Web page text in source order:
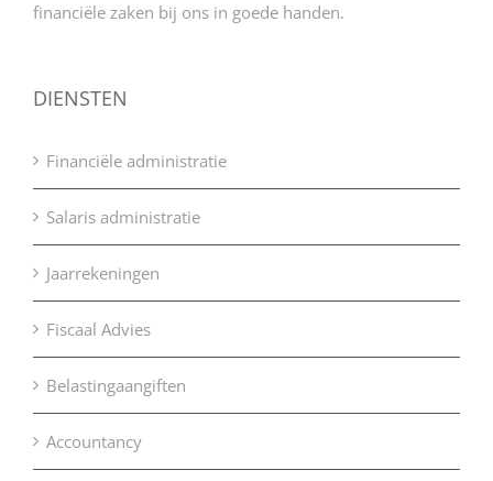
financiële zaken bij ons in goede handen.
DIENSTEN
Financiële administratie
Salaris administratie
Jaarrekeningen
Fiscaal Advies
Belastingaangiften
Accountancy